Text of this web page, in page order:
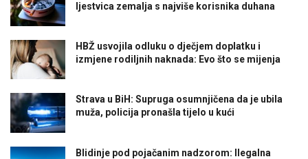
ljestvica zemalja s najviše korisnika duhana
HBŽ usvojila odluku o dječjem doplatku i
izmjene rodiljnih naknada: Evo što se mijenja
Strava u BiH: Supruga osumnjičena da je ubila
muža, policija pronašla tijelo u kući
Blidinje pod pojačanim nadzorom: Ilegalna